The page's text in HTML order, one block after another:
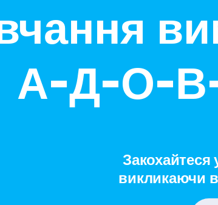
А-Д-О-
Закохайтеся
викликаючи в